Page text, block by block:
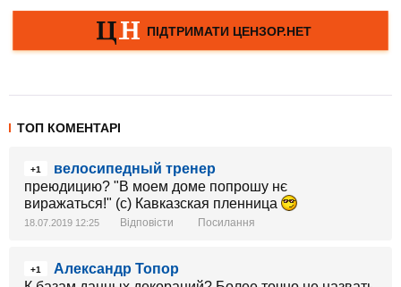
ТОП КОМЕНТАРІ
+1
велосипедный тренер
преюдицию? "В моем доме попрошу нє
виражаться!" (с) Кавказская пленница
18.07.2019 12:25 Відповісти Посилання
+1
Александр Топор